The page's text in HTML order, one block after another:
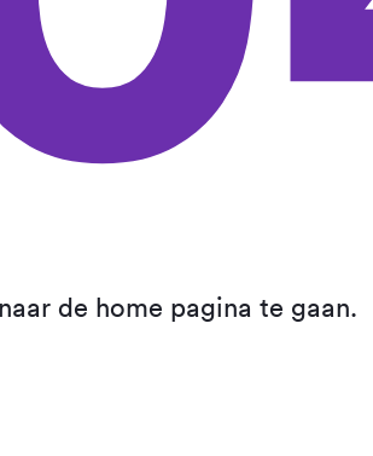
de home pagina te gaan.